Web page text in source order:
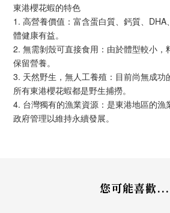
東港櫻花蝦的特色
1. 高營養價值：富含蛋白質、鈣質、DHA
體健康有益。
2. 無需剝殼可直接食用：由於體型較小，
保留營養。
3. 天然野生，無人工養殖：目前尚無成功
所有東港櫻花蝦都是野生捕撈。
4. 台灣獨有的漁業資源：是東港地區的漁
政府管理以維持永續發展。
您可能喜歡...